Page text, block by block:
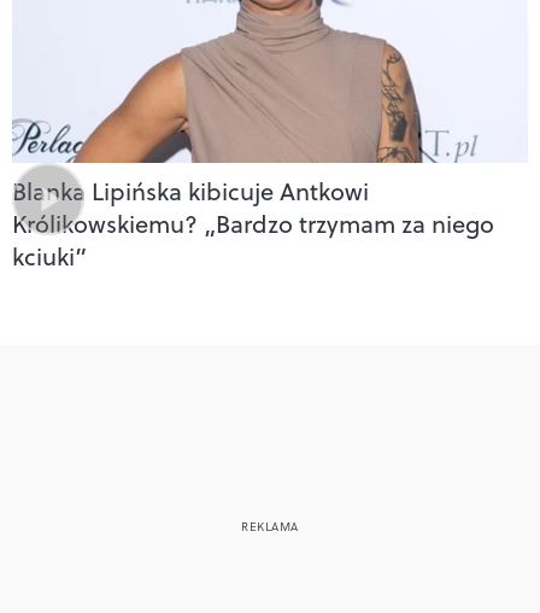
Blanka Lipińska kibicuje Antkowi
Królikowskiemu? „Bardzo trzymam za niego
kciuki”